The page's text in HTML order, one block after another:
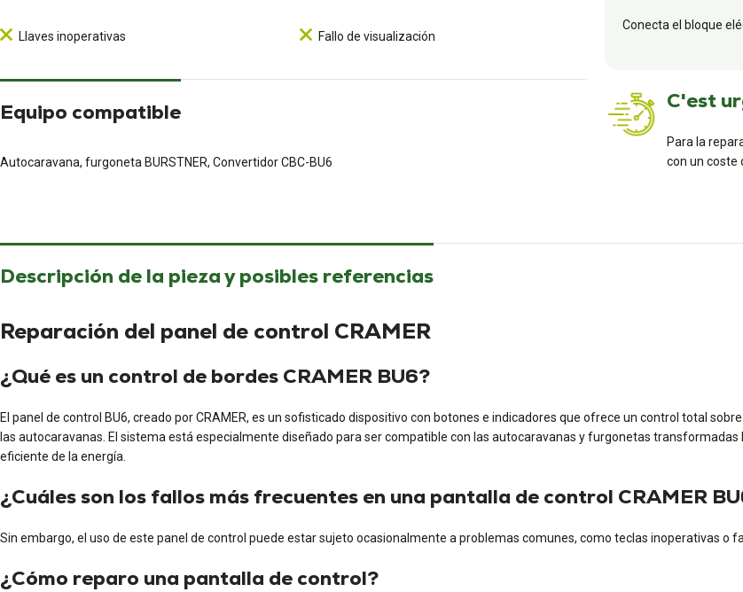
Llaves inoperativas Fallo de visualización
Equipo compatible
Autocaravana, furgoneta BURSTNER, Convertidor CBC-BU6
Conecta el bloque
C'est
Para la
con un coste
Descripción de la pieza y posibles referencias
Reparación del panel de control CRAMER
¿Qué es un control de bordes CRAMER BU6?
El panel de control BU6, creado por CRAMER, es un sofisticado dispositivo con botones e indicadores que ofrece un control total
las autocaravanas. El sistema está especialmente diseñado para ser compatible con las autocaravanas y furgonetas transformadas
eficiente de la energía.
¿Cuáles son los fallos más frecuentes en una pantalla de control CRAMER
Sin embargo, el uso de este panel de control puede estar sujeto ocasionalmente a problemas comunes, como teclas inoperativas o
¿Cómo reparo una pantalla de control?